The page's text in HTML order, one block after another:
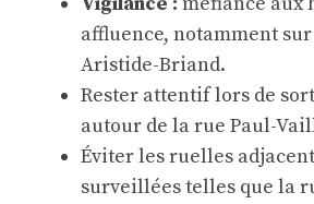
affluence, notamment
Aristide-Briand.
Rester attentif lors de
autour de la rue Paul-
Éviter les ruelles
surveillées telles que la